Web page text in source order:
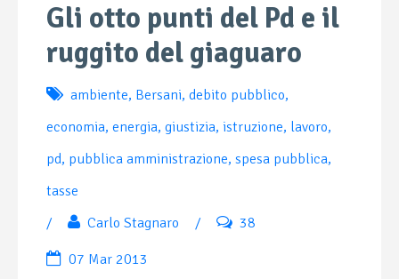
Gli otto punti del Pd e il
ruggito del giaguaro
ambiente, Bersani, debito pubblico,
economia, energia, giustizia, istruzione, lavoro,
pd, pubblica amministrazione, spesa pubblica,
tasse
/
Carlo Stagnaro / 38
07 Mar 2013